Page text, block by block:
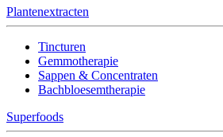
Plantenextracten
Tincturen
Gemmotherapie
Sappen & Concentraten
Bachbloesemtherapie
Superfoods